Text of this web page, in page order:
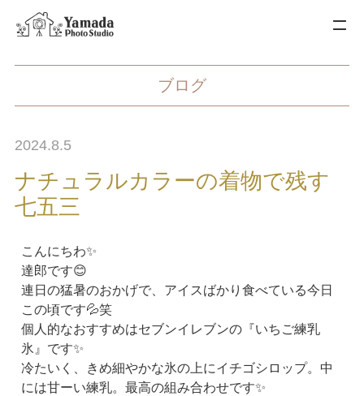
ブログ
2024.8.5
ナチュラルカラーの着物で残す
七五三
こんにちわ✨
達郎です😊
連日の猛暑のおかげで、アイスばかり食べている今日
この頃です💦笑
個人的なおすすめはセブンイレブンの『いちご練乳
氷』です✨
冷たいく、きめ細やかな氷の上にイチゴシロップ。中
には甘ーい練乳。最高の組み合わせです✨